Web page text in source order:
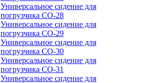
Универсальное сидение для
погрузчика CO-28
Универсальное сидение для
погрузчика CO-29
Универсальное сидение для
погрузчика CO-30
Универсальное сидение для
погрузчика CO-31
Универсальное сидение для